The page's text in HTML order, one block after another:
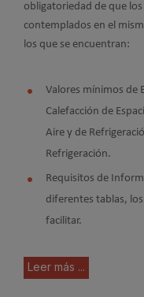
obligatoriedad de que
contemplados en el
los que se encuentran:
Valores mínimos de
Calefacción de
Aire y de
Refrigeración.
Requisitos de
diferentes tablas,
facilitar.
Leer más ...